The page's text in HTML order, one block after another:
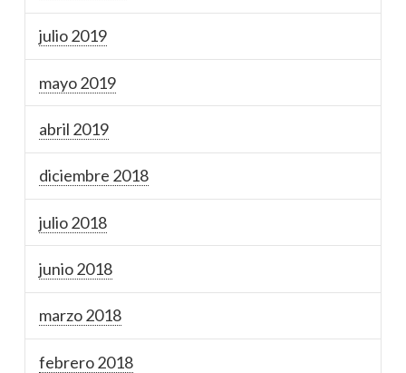
julio 2019
mayo 2019
abril 2019
diciembre 2018
julio 2018
junio 2018
marzo 2018
febrero 2018